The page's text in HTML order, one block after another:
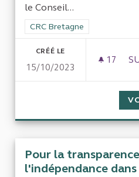
le Conseil...
Filtrer les résultats de la
CRC Bretagne
CRÉÉ LE
15/10/2023
17 17
Pour la
l'indépendance